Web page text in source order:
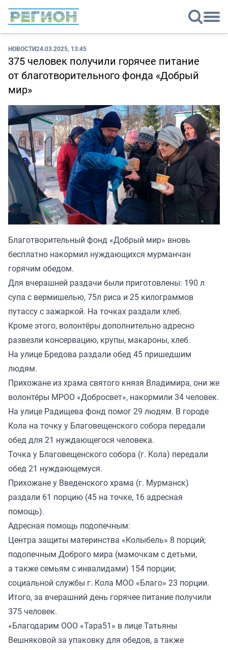
НОВОСТИ24.03.2025, 13:45
375 человек получили горячее питание
от благотворительного фонда «Добрый
мир»
Благотворительный фонд «Добрый мир» вновь
бесплатно накормил нуждающихся мурманчан
горячим обедом.
Для вчерашней раздачи были приготовлены: 190 л
супа с вермишелью, 75л риса и 25 килограммов
путассу с зажаркой. На точках раздали хлеб.
Кроме этого, волонтёры дополнительно адресно
развезли консервацию, крупы, макароны, хлеб.
На улице Бредова раздали обед 45 пришедшим
людям.
Прихожане из храма святого князя Владимира, они же
волонтёры МРОО «Добросвет», накормили 34 человек.
На улице Радищева фонд помог 29 людям. В городе
Кола на точку у Благовещенского собора передали
обед для 21 нуждающегося человека.
Точка у Благовещенского собора (г. Кола) передали
обед 21 нуждающемуся.
Прихожане у Введенского храма (г. Мурманск)
раздали 61 порцию (45 на точке, 16 адресная
помощь).
Адресная помощь подопечным:
Центра защиты материнства «Колыбель» 8 порций;
подопечным Доброго мира (мамочкам с детьми,
а также семьям с инвалидами) 154 порции;
социальной службы г. Кола МОО «Благо» 23 порции.
Итого, за вчерашний день горячее питание получили
375 человек.
«Благодарим ООО «Тара51» в лице Татьяны
Вешняковой за упаковку для обедов, а также